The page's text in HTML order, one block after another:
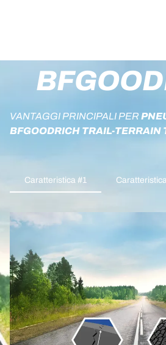
VANTAGGI PRINCIPALI PER
BFGOODRICH TRAIL-TERRAIN
Caratteristica #1